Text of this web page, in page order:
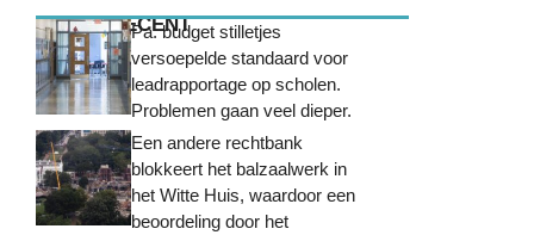
MEEST RECENTPa. budget stilletjes
versoepelde standaard voor
leadrapportage op scholen.
Problemen gaan veel dieper.
Een andere rechtbank
blokkeert het balzaalwerk in
het Witte Huis, waardoor een
beoordeling door het